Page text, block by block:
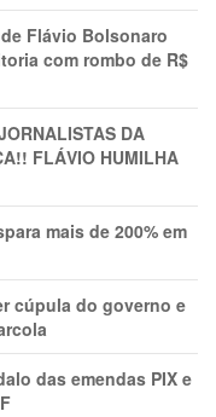
de Flávio Bolsonaro
com rombo de R$
DA
FLÁVIO HUMILHA
mais de 200% em
cúpula do governo e
das emendas PIX e